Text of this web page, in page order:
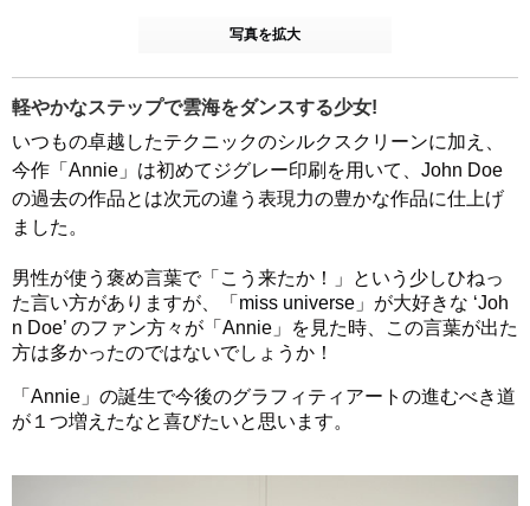
写真を拡大
軽やかなステップで雲海をダンスする少女!
いつもの卓越したテクニックのシルクスクリーンに加え、
今作「Annie」は初めてジグレー印刷を用いて、John Doe
の過去の作品とは次元の違う表現力の豊かな作品に仕上げ
ました。
男性が使う褒め言葉で「こう来たか！」という少しひねっ
た言い方がありますが、「 miss universe 」が大好きな ‘Joh
n Doe’ のファン方々が「Annie」を見た時、この言葉が出た
方は多かったのではないでしょうか！
「Annie」の誕生で今後のグラフィティアートの進むべき道
が１つ増えたなと喜びたいと思います。